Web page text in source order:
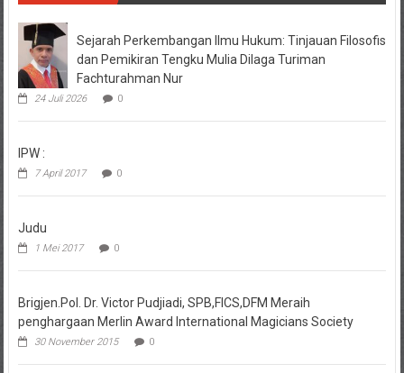
Sejarah Perkembangan Ilmu Hukum: Tinjauan Filosofis
dan Pemikiran Tengku Mulia Dilaga Turiman
Fachturahman Nur
24 Juli 2026 0
IPW :
7 April 2017 0
Judu
1 Mei 2017 0
Brigjen.Pol. Dr. Victor Pudjiadi, SPB,FICS,DFM Meraih
penghargaan Merlin Award International Magicians Society
30 November 2015 0